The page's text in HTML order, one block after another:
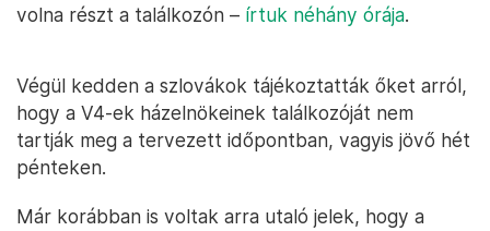
volna részt a találkozón – írtuk néhány órája.
Végül kedden a szlovákok tájékoztatták őket arról,
hogy a V4-ek házelnökeinek találkozóját nem
tartják meg a tervezett időpontban, vagyis jövő hét
pénteken.
Már korábban is voltak arra utaló jelek, hogy a